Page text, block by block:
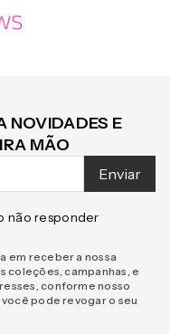
NOVIDADES E
MÃO
Enviar
não responder
em receber a nossa
coleções, campanhas, e
conforme nosso
você pode revogar o seu